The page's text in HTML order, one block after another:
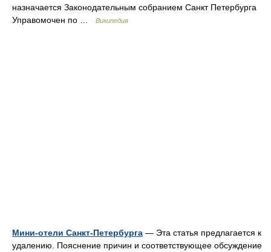
назначается Законодательным собранием Санкт Петербурга
Управомочен по …
Википедия
Мини-отели Санкт-Петербурга — Эта статья предлагается к
удалению. Пояснение причин и соответствующее обсуждение